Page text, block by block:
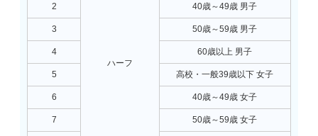
ハーフ
2 40歳～49歳 男子
3 50歳～59歳 男子
4 60歳以上 男子
5 高校・一般39歳以下 女子
6 40歳～49歳 女子
7 50歳～59歳 女子